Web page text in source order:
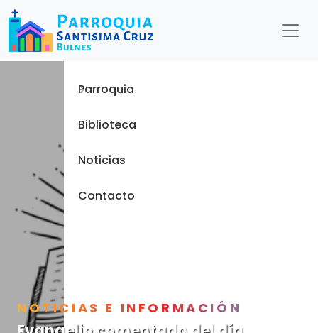
NOTICIAS E INFORMACIÓN
Menu
Inicio
Parroquia
Biblioteca
Noticias
Contacto